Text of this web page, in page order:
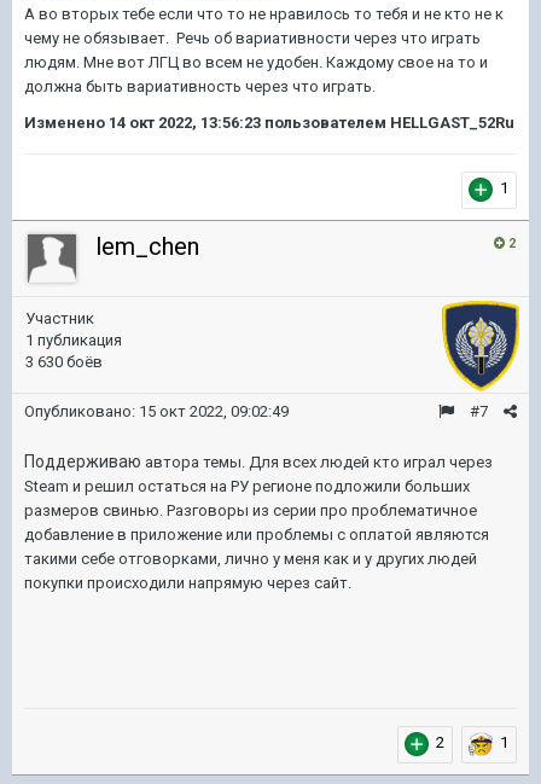
А во вторых тебе если что то не нравилось то тебя и не кто не к
чему не обязывает. Речь об вариативности через что играть
людям. Мне вот ЛГЦ во всем не удобен. Каждому свое на то и
должна быть вариативность через что играть.
Изменено 14 окт 2022, 13:56:23 пользователем HELLGAST_52Ru
1
2
lem_chen
Участник
1 публикация
3 630 боёв
#7
Опубликовано: 15 окт 2022, 09:02:49
Поддерживаю автора темы. Для всех людей кто играл через
Steam и решил остаться на РУ регионе подложили больших
размеров свинью. Разговоры из серии про проблематичное
добавление в приложение или проблемы с оплатой являются
такими себе отговорками, лично у меня как и у других людей
покупки происходили напрямую через сайт.
2 1